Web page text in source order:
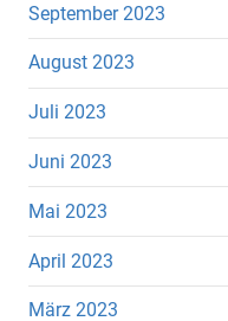
September 2023
August 2023
Juli 2023
Juni 2023
Mai 2023
April 2023
März 2023